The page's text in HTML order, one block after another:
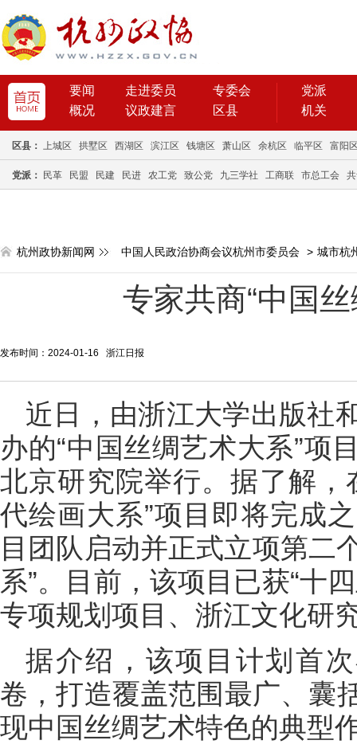
要闻 走进委员
专委会
概况
议政建言 区县
党派
机关
区县： 上城区 拱墅区 西湖区 滨江区 钱塘区 萧山区 余杭区 临平区 富阳
党派： 民革 民盟 民建 民进 农工党 致公党 九三学社 工商联 市总工会
杭州政协新闻网 中国人民政治协商会议杭州市委员会 > 城市杭
专家共商“中国
发布时间：2024-01-16 浙江日报
近日，由浙江大学出版社
办的“中国丝绸艺术大系”项
北京研究院举行。据了解，
代绘画大系”项目即将完成
目团队启动并正式立项第二
系”。目前，该项目已获“十
专项规划项目、浙江文化研
据介绍，该项目计划首
卷，打造覆盖范围最广、囊
现中国丝绸艺术特色的典型